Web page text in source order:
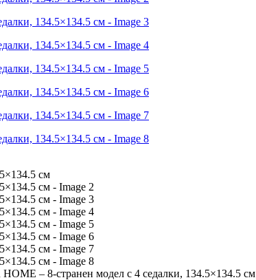
– 8-странен модел с 4 седалки, 134.5×134.5 см